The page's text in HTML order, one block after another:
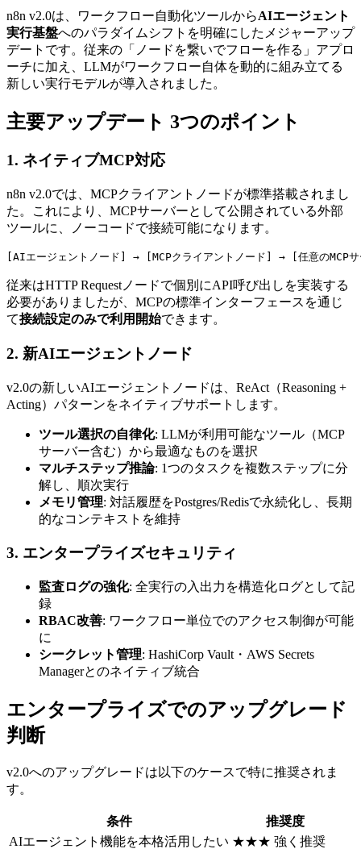
n8n v2.0は、ワークフロー自動化ツールからAIエージェント
実行基盤へのパラダイムシフトを明確にしたメジャーアップ
デートです。従来の「ノードを繋いでフローを作る」アプロ
ーチに加え、LLMがワークフロー自体を動的に組み立てる
新しい実行モデルが導入されました。
主要アップデート 3つのポイント
1. ネイティブMCP対応
n8n v2.0では、MCPクライアントノードが標準搭載されまし
た。これにより、MCPサーバーとして公開されている外部
ツールに、ノーコードで接続可能になります。
従来はHTTP Requestノードで個別にAPI呼び出しを実装する
必要がありましたが、MCPの標準インターフェースを通じ
て接続設定のみで利用開始できます。
2. 新AIエージェントノード
v2.0の新しいAIエージェントノードは、ReAct（Reasoning +
Acting）パターンをネイティブサポートします。
ツール選択の自律化: LLMが利用可能なツール（MCP
サーバー含む）から最適なものを選択
マルチステップ推論: 1つのタスクを複数ステップに分
解し、順次実行
メモリ管理: 対話履歴をPostgres/Redisで永続化し、長期
的なコンテキストを維持
3. エンタープライズセキュリティ
監査ログの強化: 全実行の入出力を構造化ログとして記
録
RBAC改善: ワークフロー単位でのアクセス制御が可能
に
シークレット管理: HashiCorp Vault・AWS Secrets
Managerとのネイティブ統合
エンタープライズでのアップグレード
判断
v2.0へのアップグレードは以下のケースで特に推奨されま
す。
条件
推奨度
AIエージェント機能を本格活用したい ★★★ 強く推奨